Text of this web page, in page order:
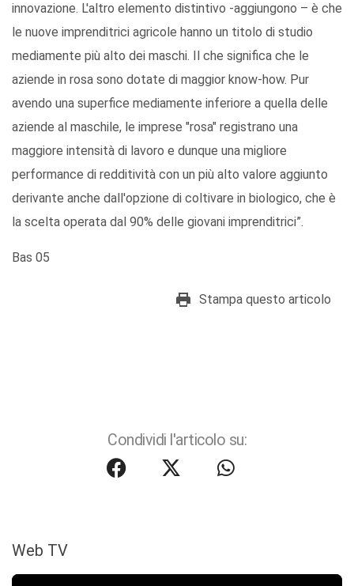
innovazione. L'altro elemento distintivo -aggiungono – è che
le nuove imprenditrici agricole hanno un titolo di studio
mediamente più alto dei maschi. Il che significa che le
aziende in rosa sono dotate di maggior know-how. Pur
avendo una superfice mediamente inferiore a quella delle
aziende al maschile, le imprese "rosa" registrano una
maggiore intensità di lavoro e dunque una migliore
performance di redditività con un più alto valore aggiunto
derivante anche dall'opzione di coltivare in biologico, che è
la scelta operata dal 90% delle giovani imprenditrici”.
Bas 05
Stampa questo articolo
Condividi l'articolo su:
Web TV